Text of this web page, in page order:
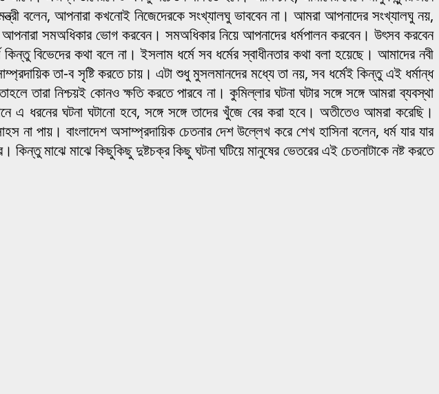
বলেন, আপনারা কখনোই নিজেদেরকে সংখ্যালঘু ভাববেন না। আমরা আপনাদের সংখ্যালঘু নয়,
সমঅধিকার ভোগ করবেন। সমঅধিকার নিয়ে আপনাদের ধর্মপালন করবেন। উৎসব করবেন
বিভেদের কথা বলে না। ইসলাম ধর্মে সব ধর্মের স্বাধীনতার কথা বলা হয়েছে। আমাদের নবী
তা-ব সৃষ্টি করতে চায়। এটা শুধু মুসলমানদের মধ্যে তা নয়, সব ধর্মেই কিন্তু এই ধর্মান্ধ
নিশ্চয়ই কোনও ক্ষতি করতে পারবে না। কুমিল্লার ঘটনা ঘটার সঙ্গে সঙ্গে আমরা ব্যবস্থা
এ ধরনের ঘটনা ঘটানো হবে, সঙ্গে সঙ্গে তাদের খুঁজে বের করা হবে। অতীতেও আমরা করেছি।
পায়। বাংলাদেশ অসাম্প্রদায়িক চেতনার দেশ উল্লেখ করে শেখ হাসিনা বলেন, ধর্ম যার যার
মাঝে মাঝে কিছুকিছু দুষ্টচক্র কিছু ঘটনা ঘটিয়ে মানুষের ভেতরের এই চেতনাটাকে নষ্ট করতে